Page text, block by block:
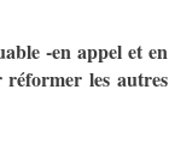
-en appel et en
réformer les autres